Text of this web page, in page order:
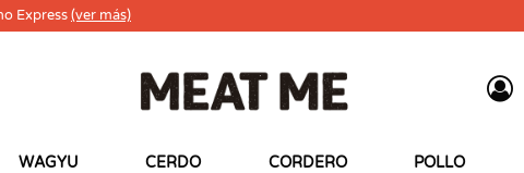
Express(ver más)
WAGYU CERDO CORDERO POLLO